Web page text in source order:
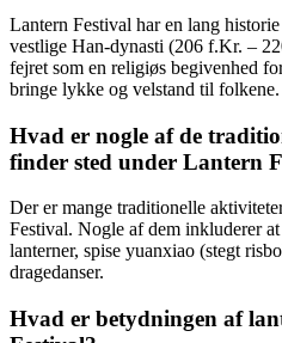
Lantern Festival har en lang
vestlige Han-dynasti (206 f.Kr. –
fejret som en religiøs begivenhed
bringe lykke og velstand til folkene.
Hvad er nogle af de
finder sted under Lantern
Der er mange traditionelle
Festival. Nogle af dem inkluderer
lanterner, spise yuanxiao (stegt
dragedanser.
Hvad er betydningen af